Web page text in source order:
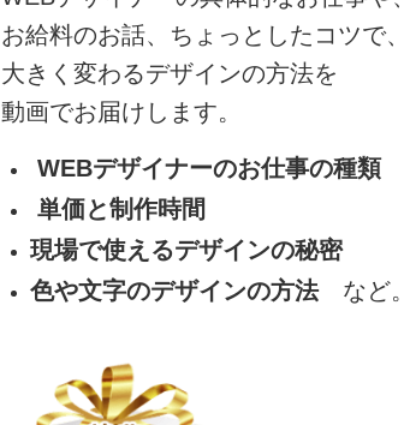
お給料のお話、ちょっとしたコツで、
大きく変わるデザインの方法を
動画でお届けします。
WEBデザイナーのお仕事の種類
単価と制作時間
現場で使えるデザインの秘密
色や文字のデザインの方法 など。